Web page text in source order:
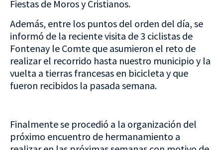
Fiestas de Moros y Cristianos.
Además, entre los puntos del orden del día, se
informó de la reciente visita de 3 ciclistas de
Fontenay le Comte que asumieron el reto de
realizar el recorrido hasta nuestro municipio y la
vuelta a tierras francesas en bicicleta y que
fueron recibidos la pasada semana.
Finalmente se procedió a la organización del
próximo encuentro de hermanamiento a